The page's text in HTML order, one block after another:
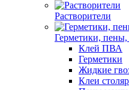
Растворители
Герметики, пены,
Клей ПВА
Герметики
Жидкие
Клеи